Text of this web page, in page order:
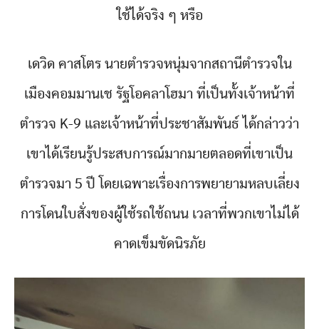
ใช้ได้จริง ๆ หรือ
เดวิด คาสโตร นายตำรวจหนุ่มจากสถานีตำรวจใน
เมืองคอมมานเช รัฐโอคลาโฮมา ที่เป็นทั้งเจ้าหน้าที่
ตำรวจ K-9 และเจ้าหน้าที่ประชาสัมพันธ์ ได้กล่าวว่า
เขาได้เรียนรู้ประสบการณ์มากมายตลอดที่เขาเป็น
ตำรวจมา 5 ปี โดยเฉพาะเรื่องการพยายามหลบเลี่ยง
การโดนใบสั่งของผู้ใช้รถใช้ถนน เวลาที่พวกเขาไม่ได้
คาดเข็มขัดนิรภัย